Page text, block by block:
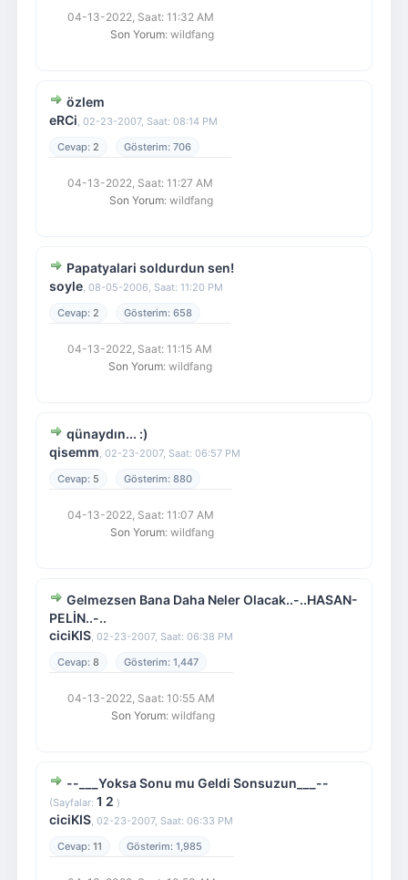
04-13-2022, Saat: 11:32 AM
Son Yorum: wildfang
özlem
eRCi, 02-23-2007, Saat: 08:14 PM
2
706
04-13-2022, Saat: 11:27 AM
Son Yorum: wildfang
Papatyalari soldurdun sen!
soyle, 08-05-2006, Saat: 11:20 PM
2
658
04-13-2022, Saat: 11:15 AM
Son Yorum: wildfang
qünaydın... :)
qisemm, 02-23-2007, Saat: 06:57 PM
5
880
04-13-2022, Saat: 11:07 AM
Son Yorum: wildfang
Gelmezsen Bana Daha Neler Olacak..-..HASAN-
PELİN..-..
ciciKIS, 02-23-2007, Saat: 06:38 PM
8
1,447
04-13-2022, Saat: 10:55 AM
Son Yorum: wildfang
--___Yoksa Sonu mu Geldi Sonsuzun___--
(Sayfalar: 1 2 )
ciciKIS, 02-23-2007, Saat: 06:33 PM
11
1,985